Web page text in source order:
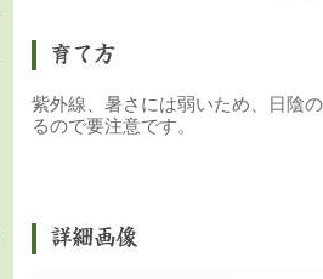
紫外線、暑さには弱いため、日陰
るので要注意です。